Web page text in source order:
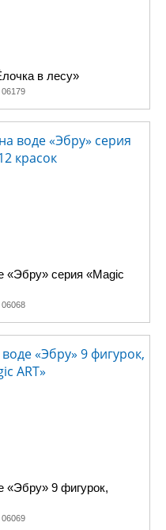
в лесу»
06179
«Эбру» серия «Magic
06068
«Эбру» 9 фигурок,
06069